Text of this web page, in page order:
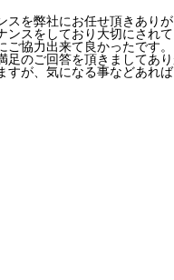
スを弊社にお任せ頂きあり
ンスをしており大切にされ
協力出来て良かったです。
足のご回答を頂きましてあ
すが、気になる事などあれ